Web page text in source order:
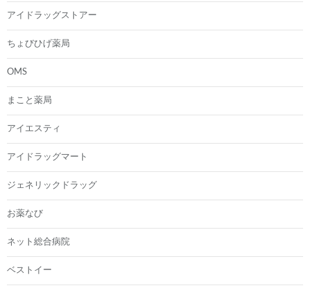
アイドラッグストアー
ちょびひげ薬局
OMS
まこと薬局
アイエスティ
アイドラッグマート
ジェネリックドラッグ
お薬なび
ネット総合病院
ベストイー